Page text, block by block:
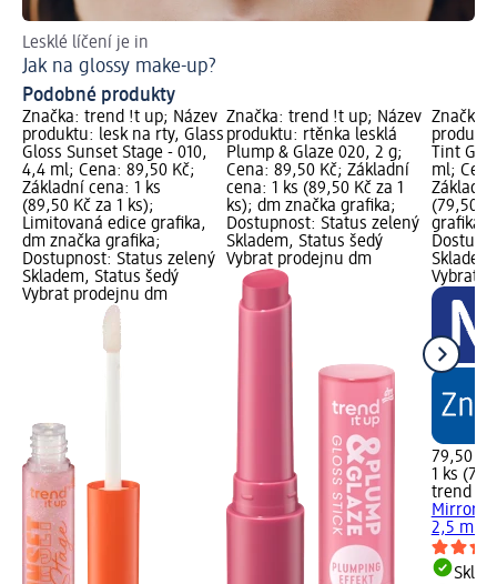
Lesklé líčení je in
Jak na glossy make-up?
Podobné produkty
Značka: trend !t up; Název
produktu: lesk na rty, Glass
Gloss Sunset Stage - 010,
4,4 ml; Cena: 89,50 Kč;
Základní cena: 1 ks
(89,50 Kč za 1 ks);
Limitovaná edice grafika,
dm značka grafika;
Dostupnost: Status zelený
Skladem, Status šedý
Vybrat prodejnu dm
Značka: trend !t up; Název
produktu: rtěnka lesklá
Plump & Glaze 020, 2 g;
Cena: 89,50 Kč; Základní
cena: 1 ks (89,50 Kč za 1
ks); dm značka grafika;
Dostupnost: Status zelený
Skladem, Status šedý
Vybrat prodejnu dm
Značka:
Tint
ml;
Základní
(79,50
grafika,
Vybrat
79,50 Kč
1 ks
trend !t
Mirror
2,5 ml